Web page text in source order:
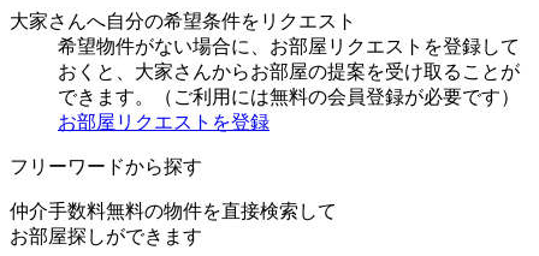
大家さんへ自分の希望条件をリクエスト
希望物件がない場合に、お部屋リクエストを登録して
おくと、大家さんからお部屋の提案を受け取ることが
できます。（ご利用には無料の会員登録が必要です）
お部屋リクエストを登録
フリーワードから探す
仲介手数料無料の物件を直接検索して
お部屋探しができます